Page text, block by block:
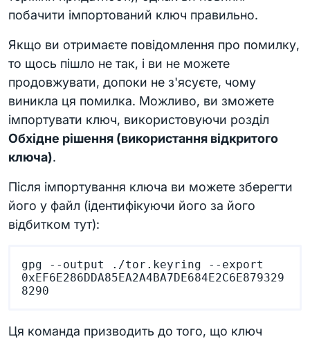
побачити імпортований ключ правильно.
Якщо ви отримаєте повідомлення про помилку,
то щось пішло не так, і ви не можете
продовжувати, допоки не з'ясуєте, чому
виникла ця помилка. Можливо, ви зможете
імпортувати ключ, використовуючи розділ
Обхідне рішення (використання відкритого
ключа).
Після імпортування ключа ви можете зберегти
його у файл (ідентифікуючи його за його
відбитком тут):
gpg --output ./tor.keyring --export
0xEF6E286DDA85EA2A4BA7DE684E2C6E879329
Ця команда призводить до того, що ключ